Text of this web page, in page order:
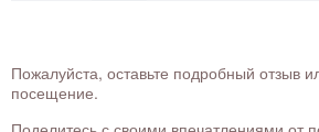
Пожалуйста, оставьте подробный отзыв
посещение.